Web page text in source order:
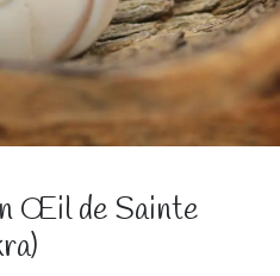
Œil de Sainte